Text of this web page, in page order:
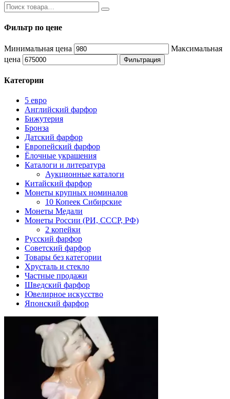
Фильтр по цене
Минимальная цена
Максимальная
цена
Фильтрация
Категории
5 евро
Английский фарфор
Бижутерия
Бронза
Датский фарфор
Европейский фарфор
Ёлочные украшения
Каталоги и литература
Аукционные каталоги
Китайский фарфор
Монеты крупных номиналов
10 Копеек Сибирские
Монеты Медали
Монеты России (РИ, СССР, РФ)
2 копейки
Русский фарфор
Советский фарфор
Товары без категории
Хрусталь и стекло
Частные продажи
Шведский фарфор
Ювелирное искусство
Японский фарфор